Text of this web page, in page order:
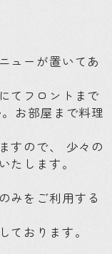
ューが置いてあ
てフロントまで
お部屋まで料理
すので、
少々の
たします。
みをご利用する
ております。